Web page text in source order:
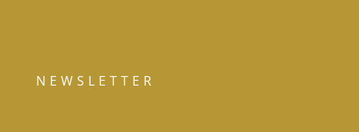
NEWSLETTER